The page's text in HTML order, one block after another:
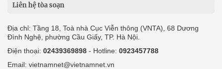
Liên hệ tòa soạn
Địa chỉ: Tầng 18, Toà nhà Cục Viễn thông (VNTA), 68 Dương
Đình Nghệ, phường Cầu Giấy, TP. Hà Nội.
Điện thoại: 02439369898 - Hotline: 0923457788
Email: vietnamnet@vietnamnet.vn